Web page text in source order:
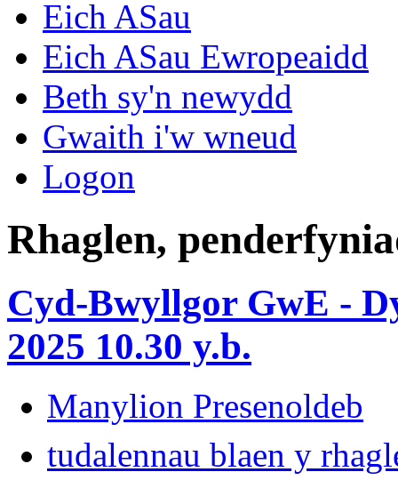
Eich ASau
Eich ASau Ewropeaidd
Beth sy'n newydd
Gwaith i'w wneud
Logon
Rhaglen,
Cyd-Bwyllgor GwE -
2025 10.30 y.b.
Manylion Presenoldeb
tudalennau blaen y